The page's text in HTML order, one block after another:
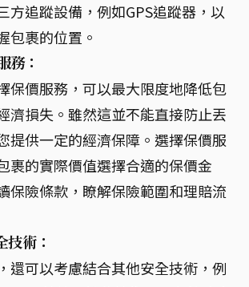
方追蹤設備，例如GPS追蹤器，以
包裹的位置。
務：
保價服務，可以最大限度地降低包
濟損失。雖然這並不能直接防止丟
提供一定的經濟保障。選擇保價服
裹的實際價值選擇合適的保價金
保險條款，瞭解保險範圍和理賠流
技術：
還可以考慮結合其他安全技術，例